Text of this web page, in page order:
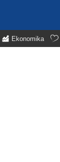
Ekonomika